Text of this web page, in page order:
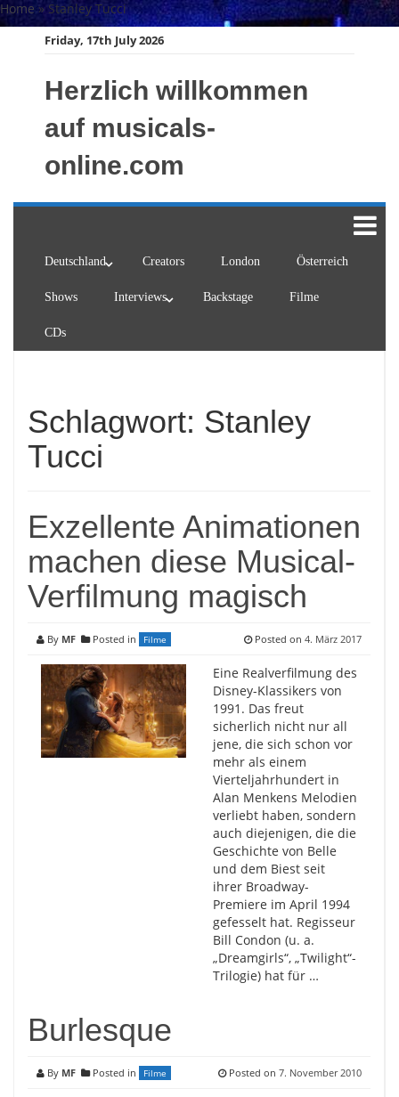
Skip
to
Home» Stanley Tucci
Friday, 17th July 2026
Herzlich willkommen
auf musicals-
online.com
Deutschland Creators London Österreich
Shows Interviews Backstage Filme
CDs
Schlagwort: Stanley
Tucci
Exzellente Animationen
machen diese Musical-
Verfilmung magisch
By MF Posted in Filme Posted on 4. März 2017
Eine Realverfilmung des
Disney-Klassikers von
1991. Das freut
sicherlich nicht nur all
jene, die sich schon vor
mehr als einem
Vierteljahrhundert in
Alan Menkens Melodien
verliebt haben, sondern
auch diejenigen, die die
Geschichte von Belle
und dem Biest seit
ihrer Broadway-
Premiere im April 1994
gefesselt hat. Regisseur
Bill Condon (u. a.
„Dreamgirls“, „Twilight“-
Trilogie) hat für …
Burlesque
By MF Posted in Filme Posted on 7. November 2010